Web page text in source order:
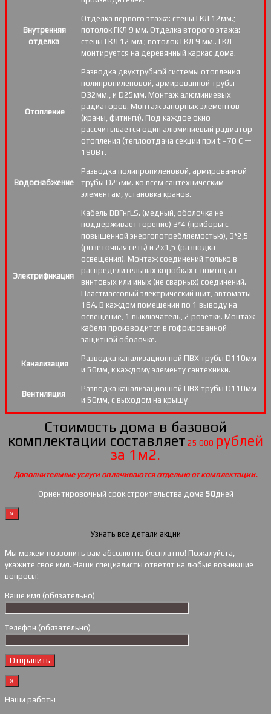
Внутренняя
отделка
Отделка первого этажа: стены ГКЛ 12мм.;
потолок ГКЛ 9 мм. Отделка второго этажа:
стены ГКЛ 12 мм.; потолок ГКЛ 9 мм.. ГКЛ
монтируется на деревянный каркас дома.
Отопление
Разводка двухтрубной системы отопления
полипропиленовой, армированной трубы
D32мм., и D25мм. Монтаж алюминиевых
радиаторов. Монтаж запорных элементов
(краны, фитинги). Под каждое окно
рассчитывается один алюминиевый радиатор
отопления (теплоотдача секции при t =70 С —
190Вт.
Водоснабжение
Разводка полипропиленовой, армированной
трубы D25мм. ко всем сантехническим
элементам, установка кранов.
Электрификация
Кабель ВВГнгLS. (медный, оболочка не
поддерживает горение) 3*4 (приборы с
повышенной энергопотребляемостью), 3*2,5
(розеточная сеть) и 2х1,5 (разводка
освещения). Монтаж соединений только в
распределительных коробках с помощью
винтовых или иных (не сварных) соединений.
Пластмассовый электрический щит, автоматы
16А. В каждом помещении по 1 выводу на
освещение, 1 выключатель, 2 розетки. Монтаж
кабеля производится в гофрированной
защитной оболочке.
Канализация
Разводка канализационной ПВХ трубы D110мм
и 50мм, к каждому элементу сантехники.
Вентиляция
Разводка канализационной ПВХ трубы D110мм
и 50мм, с выходом на крышу
Стоимость дома в базовой
комплектации составляет 25 000 рублей
за 1м2.
Дополнительные услуги оплачиваются отдельно от комплектации.
Ориентировочный срок строительства дома 50дней
×
Узнать все детали акции
Мы можем позвонить вам абсолютно бесплатно! Пожалуйста,
укажите свое имя. Наши специалисты ответят на любые возникшие
вопросы!
Ваше имя (обязательно)
Телефон (обязательно)
×
Наши работы